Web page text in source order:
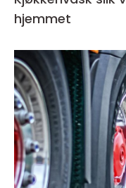
hjemmet